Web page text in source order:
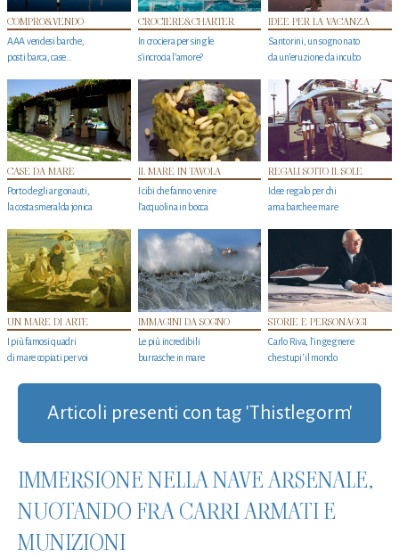
COMPRO&VENDO
AAA vendesi barche,
posti barca, case…
CROCIERE&CHARTER
In crociera per single
s'incrocia l’amore?
IDEE PER LA VACANZA
Santorini, un sogno nato
da un’eruzione da incubo
CASE DA MARE
Porto degli argonauti,
la costa smeralda jonica
IL MARE IN TAVOLA
I cibi che fanno venire
l’acquolina in bocca
REGALI SOTTO IL SOLE
Idee regalo per chi
ama barche e mare
UN MARE DI ARTE
I più famosi quadri
di mare copiati per voi
IMMAGINI DA SOGNO
Le più incredibili
burrasche in mare
STORIE E PERSONAGGI
Carlo Riva, l’ingegnere
che stupi' il mondo
Articoli presenti con tag 'Thistlegorm'
IMMERSIONE NELLA NAVE ARSENALE,
NUOTANDO FRA CARRI ARMATI E
MUNIZIONI